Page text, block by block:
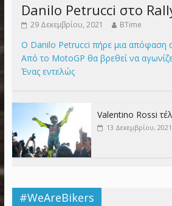
Danilo Petrucci στο
29 Δεκεμβρίου, 2021 BTime
Ο Danilo Petrucci πήρε μια απόφαση
Από το MotoGP θα βρεθεί να
Ένας εντελώς
Valentino Rossi
13 Δεκεμβρίου, 2021
#WeAreBikers